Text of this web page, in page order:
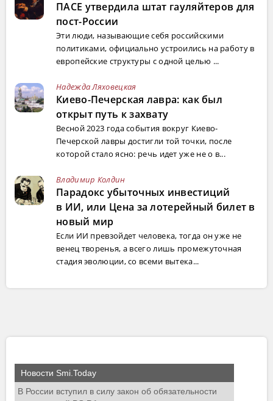
ПАСЕ утвердила штат гауляйтеров для
пост-России
Эти люди, называющие себя российскими
политиками, официально устроились на работу в
европейские структуры с одной целью ...
Надежда Ляховецкая
Киево-Печерская лавра: как был
открыт путь к захвату
Весной 2023 года события вокруг Киево-
Печерской лавры достигли той точки, после
которой стало ясно: речь идет уже не о в...
Владимир Колдин
Парадокс убыточных инвестиций
в ИИ, или Цена за лотерейный билет в
новый мир
Если ИИ превзойдет человека, тогда он уже не
венец творенья, а всего лишь промежуточная
стадия эволюции, со всеми вытека...